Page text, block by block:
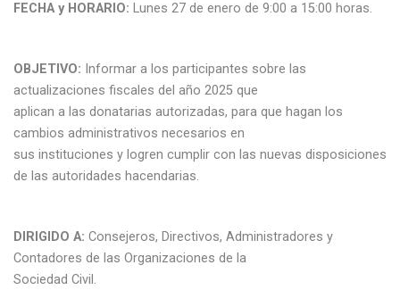
FECHA y HORARIO: Lunes 27 de enero de 9:00 a 15:00 horas.
OBJETIVO: Informar a los participantes sobre las
actualizaciones fiscales del año 2025 que
aplican a las donatarias autorizadas, para que hagan los
cambios administrativos necesarios en
sus instituciones y logren cumplir con las nuevas disposiciones
de las autoridades hacendarias.
DIRIGIDO A: Consejeros, Directivos, Administradores y
Contadores de las Organizaciones de la
Sociedad Civil.